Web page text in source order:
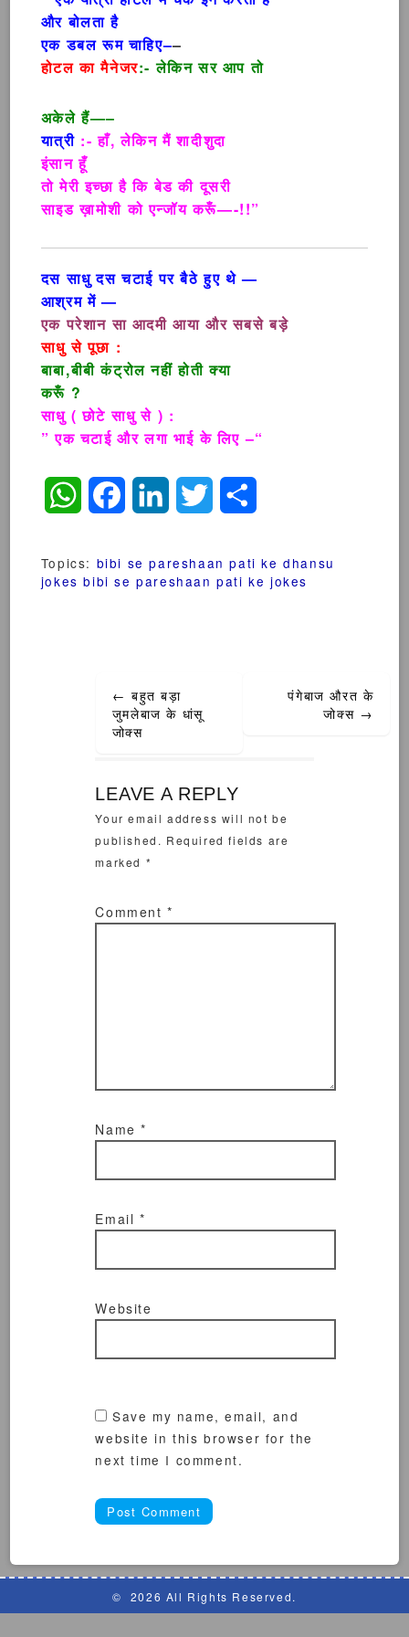
और बोलता है
एक डबल रूम चाहिए––
होटल का मैनेजर:- लेकिन सर आप तो
अकेले हैं—–
यात्री :- हाँ, लेकिन मैं शादीशुदा
इंसान हूँ
तो मेरी इच्छा है कि बेड की दूसरी
साइड ख़ामोशी को एन्जॉय करूँ—-!!”
दस साधु दस चटाई पर बैठे हुए थे —
आश्रम में —
एक परेशान सा आदमी आया और सबसे बड़े
साधु से पूछा :
बाबा,बीबी कंट्रोल नहीं होती क्या
करूँ ?
साधु ( छोटे साधु से ) :
” एक चटाई और लगा भाई के लिए –“
WhatsAppFacebookLinkedInTwitter
Topics: bibi se pareshaan pati ke dhansu
jokes bibi se pareshaan pati ke jokes
navigation
← बहुत बड़ा
जुमलेबाज के धांसू
जोक्स
पंगेबाज औरत के
जोक्स →
LEAVE A REPLY
Your email address will not be
published. Required fields are
marked *
Comment*
Name*
Email*
Website
Save my name, email, and
website in this browser for the
next time I comment.
© 2026 All Rights Reserved.